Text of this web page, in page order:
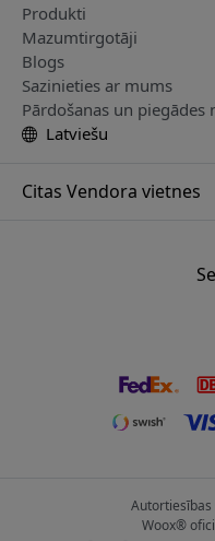
Produkti
Mazumtirgotāji
Blogs
Sazinieties ar mums
Pārdošanas un piegādes
Latviešu
Citas Vendora vietnes
Woox®